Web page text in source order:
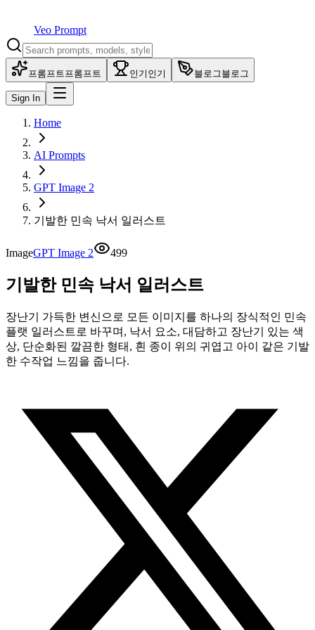
Veo Prompt
프롬프트프롬프트 인기 인기 블로그블로그
Sign In
Home
AI Prompts
GPT Image 2
기발한 민속 낙서 일러스트
ImageGPT Image 2 499
기발한 민속 낙서 일러스트
장난기 가득한 변신으로 모든 이미지를 하나의 장식적인 민속
플랫 일러스트로 바꾸며, 낙서 요소, 대담하고 장난기 있는 색
상, 단순화된 깔끔한 형태, 흰 종이 위의 귀엽고 아이 같은 기발
한 수작업 느낌을 줍니다.